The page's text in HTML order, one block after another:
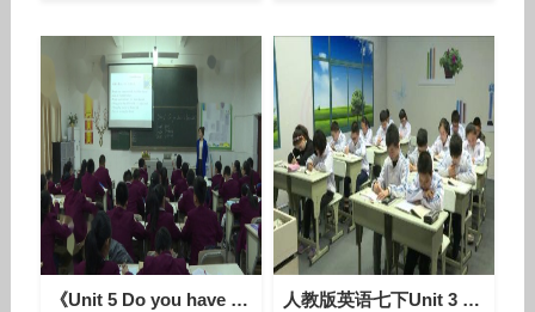
历史交易数据的客观分析报
告： # 域名基本信息 长
度：7 字符 组成结构：纯
字母（7个），无数字、无
连字符、无特殊字符 后
《Unit 5 Do you have a soccer ball - Section B 2a—3c Self check》人教版英语七上-重庆-段美瑶 人教版英语七下Unit 3 Section B（1a-1e）课堂视频实录（郭娜）